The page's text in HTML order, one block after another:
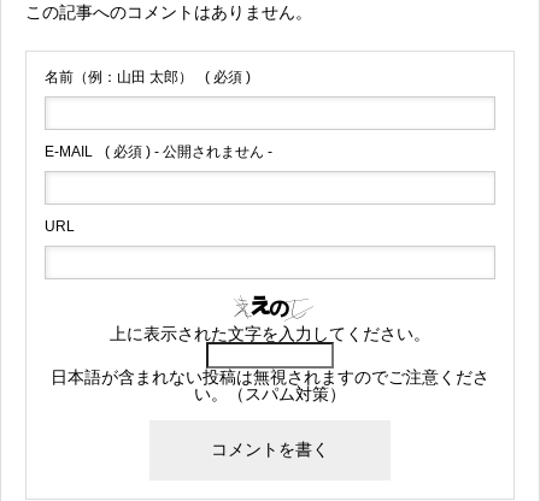
この記事へのコメントはありません。
名前（例：山田 太郎） ( 必須 )
E-MAIL ( 必須 ) - 公開されません -
URL
上に表示された文字を入力してください。
日本語が含まれない投稿は無視されますのでご注意くださ
い。（スパム対策）